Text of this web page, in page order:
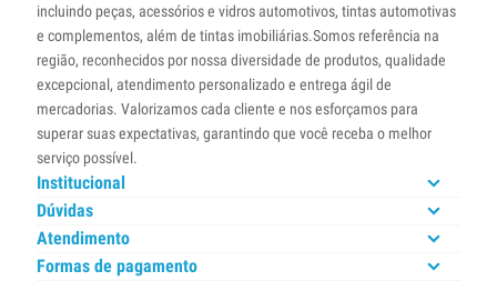
incluindo peças, acessórios e vidros automotivos, tintas automotivas
e complementos, além de tintas imobiliárias.Somos referência na
região, reconhecidos por nossa diversidade de produtos, qualidade
excepcional, atendimento personalizado e entrega ágil de
mercadorias. Valorizamos cada cliente e nos esforçamos para
superar suas expectativas, garantindo que você receba o melhor
serviço possível.
Institucional
Dúvidas
Atendimento
Formas de pagamento